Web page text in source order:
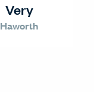
Very
Haworth